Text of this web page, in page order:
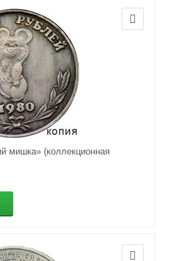
мишка» (коллекционная